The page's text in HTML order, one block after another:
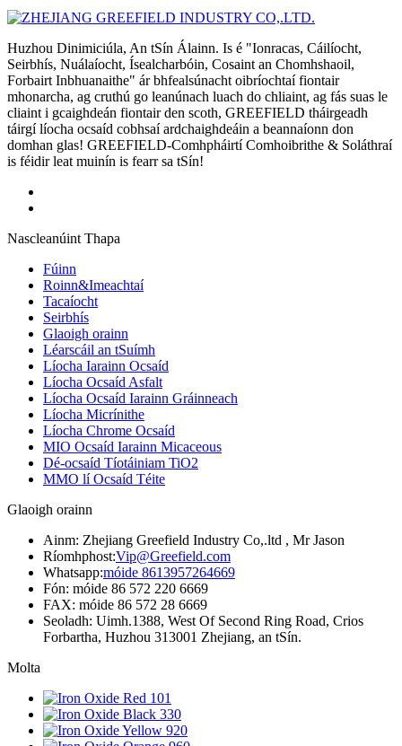
Huzhou Dinimiciúla, An tSín Álainn. Is é "Ionracas, Cáilíocht,
Seirbhís, Nuálaíocht, Ísealcharbóin, Cosaint an Chomhshaoil,
Forbairt Inbhuanaithe" ár bhfealsúnacht oibríochtaí fiontair
mhonarcha, ag cruthú go leanúnach luach do chliaint, ag fás suas le
cliaint i gcaighdeán fiontair den scoth, GREEFIELD tháirgeadh
táirgí líocha ocsaíd cobhsaí ardchaighdeáin a beannaíonn don
domhan glas! GREEFIELD-Comhpháirtí Comhoibrithe & Soláthraí
is féidir leat muinín is fearr sa tSín!
Nascleanúint Thapa
Fúinn
Roinn&Imeachtaí
Tacaíocht
Seirbhís
Glaoigh orainn
Léarscáil an tSuímh
Líocha Iarainn Ocsaíd
Líocha Ocsaíd Asfalt
Líocha Ocsaíd Iarainn Gráinneach
Líocha Micrínithe
Líocha Chrome Ocsaíd
MIO Ocsaíd Iarainn Micaceous
Dé-ocsaíd Tíotáiniam TiO2
MMO lí Ocsaíd Téite
Glaoigh orainn
Ainm: Zhejiang Greefield Industry Co,.ltd , Mr Jason
Ríomhphost:Vip@Greefield.com
Whatsapp:móide 8613957264669
Fón: móide 86 572 220 6669
FAX: móide 86 572 28 6669
Seoladh: Uimh.1388, West Of Second Ring Road, Crios
Forbartha, Huzhou 313001 Zhejiang, an tSín.
Molta